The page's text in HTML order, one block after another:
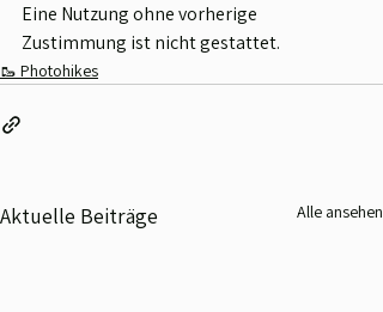
Eine Nutzung ohne vorherige
Zustimmung ist nicht gestattet.
🥾 Photohikes
Aktuelle Beiträge Alle ansehen